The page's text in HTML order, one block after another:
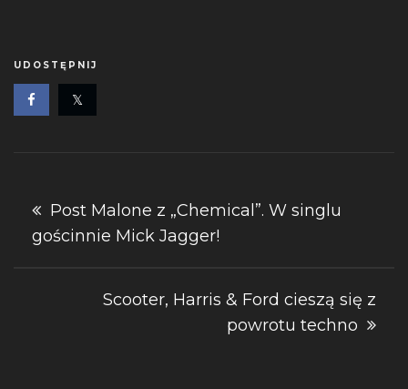
UDOSTĘPNIJ
Nawigacja
wpisu
Post Malone z „Chemical”. W singlu ​
gościnnie Mick Jagger!
Scooter, Harris & Ford cieszą się z
powrotu techno